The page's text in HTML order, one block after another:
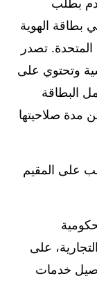
بطاقة الهوية
المتحدة. تصدر
وتحتوي على
البطاقة
مدة صلاحيتها
على المقيم
على
خدمات